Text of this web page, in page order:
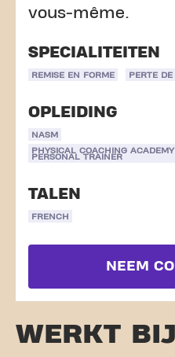
vous-même.
SPECIALITEITEN
REMISE EN FORME PERTE DE
OPLEIDING
NASM
PHYSICAL COACHING
PERSONAL TRAINER
TALEN
FRENCH
NEEM
WERKT BIJ